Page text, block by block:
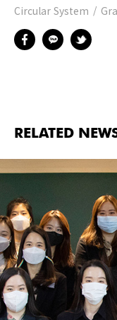
Circular System
RELATED